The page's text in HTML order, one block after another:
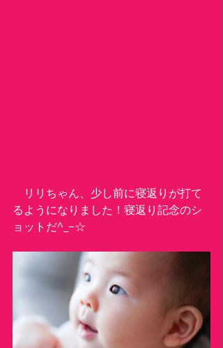
リリちゃん、少し前に寝返りが打て
るようになりました！寝返り記念のシ
ョットだ^_−☆